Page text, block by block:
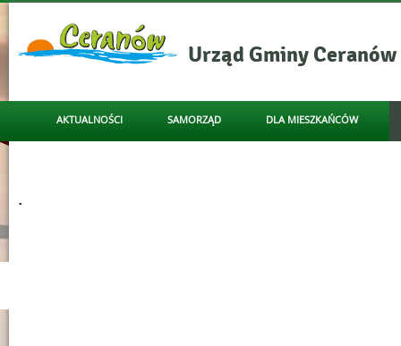
Urząd Gminy Ceranów
główne
AKTUALNOŚCI SAMORZĄD DLA MIESZKAŃCÓW
.